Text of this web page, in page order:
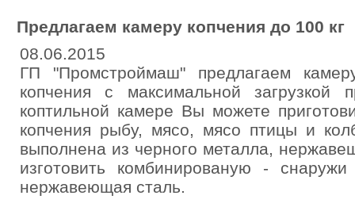
Предлагаем камеру копчения до 100 кг
08.06.2015
ГП "Промстроймаш" предлагаем
копчения с максимальной
коптильной камере Вы можете
копчения рыбу, мясо, мясо птицы и
выполнена из черного металла,
изготовить комбинированую -
нержавеющая сталь.